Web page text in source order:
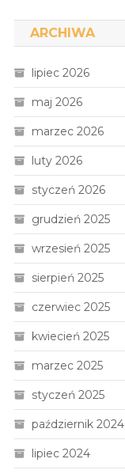
ARCHIWA
lipiec 2026
maj 2026
marzec 2026
luty 2026
styczeń 2026
grudzień 2025
wrzesień 2025
sierpień 2025
czerwiec 2025
kwiecień 2025
marzec 2025
styczeń 2025
październik 2024
lipiec 2024